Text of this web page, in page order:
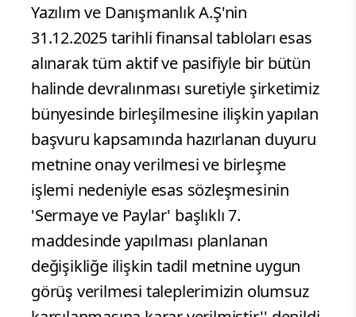
Yazılım ve Danışmanlık A.Ş'nin
31.12.2025 tarihli finansal tabloları esas
alınarak tüm aktif ve pasifiyle bir bütün
halinde devralınması suretiyle şirketimiz
bünyesinde birleşilmesine ilişkin yapılan
başvuru kapsamında hazırlanan duyuru
metnine onay verilmesi ve birleşme
işlemi nedeniyle esas sözleşmesinin
'Sermaye ve Paylar' başlıklı 7.
maddesinde yapılması planlanan
değişikliğe ilişkin tadil metnine uygun
görüş verilmesi taleplerimizin olumsuz